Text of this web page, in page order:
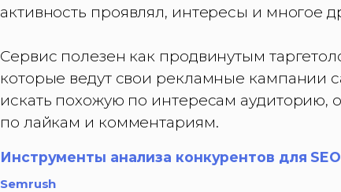
активность проявлял, интересы и многое
Сервис полезен как продвинутым
которые ведут свои рекламные
искать похожую по интересам аудиторию,
по лайкам и комментариям.
Инструменты анализа конкурентов для SEO
Semrush